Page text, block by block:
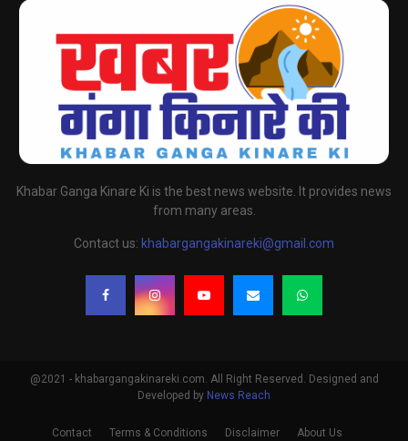
Khabar Ganga Kinare Ki is the best news website. It provides news
from many areas.
Contact us: khabargangakinareki@gmail.com
@2021 - khabargangakinareki.com. All Right Reserved. Designed and
Developed by News Reach
Contact Terms & Conditions Disclaimer About Us